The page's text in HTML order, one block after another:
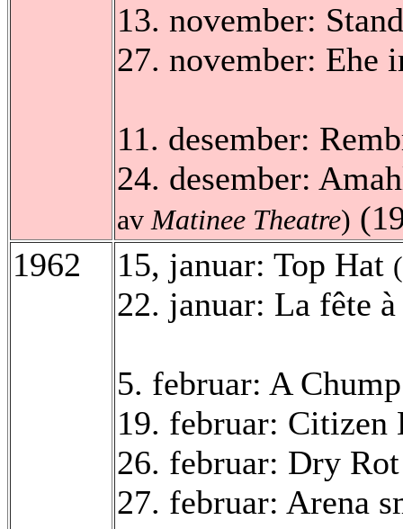
13. november:
27. november: Ehe
11. desember:
24. desember:
av Matinee Theatre)
1962
15, januar: Top Hat
22. januar: La fête
5. februar: A
19. februar: Citizen
26. februar: Dry
27. februar: Arena